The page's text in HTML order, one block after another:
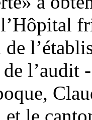
de